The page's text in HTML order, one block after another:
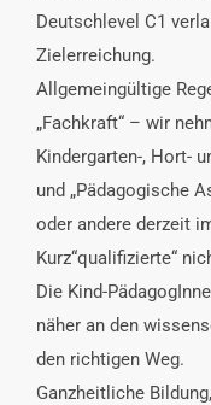
Deutschlevel C1
Zielerreichung.
Allgemeingültige
„Fachkraft“ – wir
Kindergarten-, Hort-
und „Pädagogische
oder andere derzeit
Kurz“qualifizierte“
Die Kind-
näher an den
den richtigen Weg.
Ganzheitliche